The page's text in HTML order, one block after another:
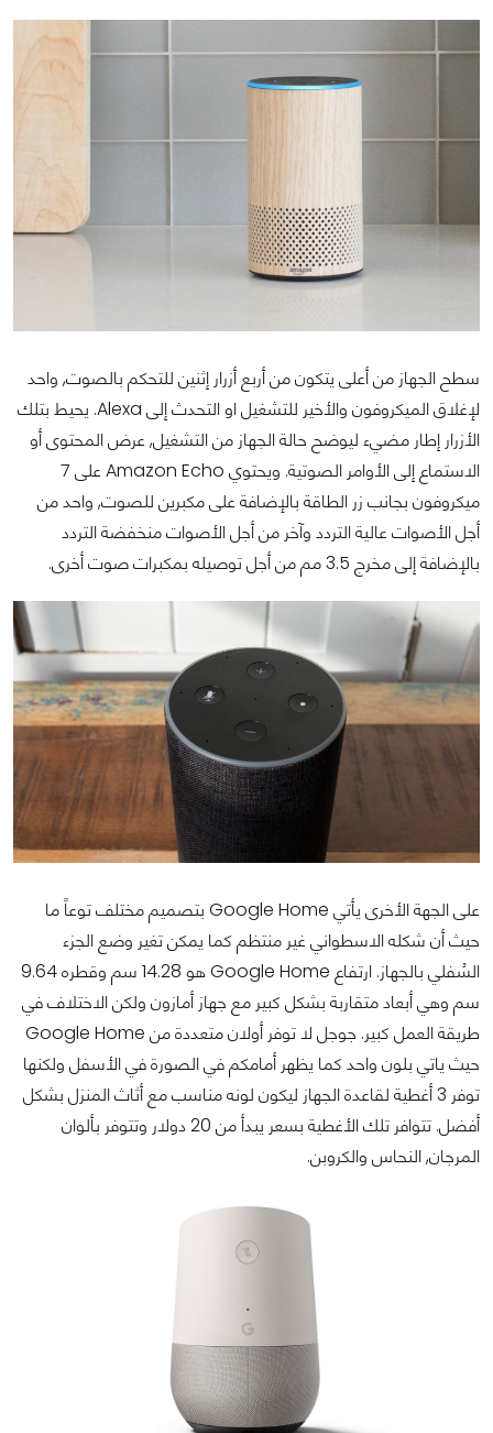
سطح الجهاز من أعلى يتكون من أربع أزرار إثنين للتحكم بالصوت, واحد
لإغلاق الميكروفون والأخير للتشغيل او التحدث إلى Alexa. يحيط بتلك
الأزرار إطار مضيء ليوضح حالة الجهاز من التشغيل, عرض المحتوى أو
الاستماع إلى الأوامر الصوتية. ويحتوي Amazon Echo على 7
ميكروفون بجانب زر الطاقة بالإضافة على مكبرين للصوت, واحد من
أجل الأصوات عالية التردد وآخر من أجل الأصوات منخفضة التردد
بالإضافة إلى مخرج 3.5 مم من أجل توصيله بمكبرات صوت أخرى.
على الجهة الأخرى يأتي Google Home بتصميم مختلف توعاً ما
حيث أن شكله الاسطواني غير منتظم كما يمكن تغير وضع الجزء
السُفلي بالجهاز. ارتفاع Google Home هو 14.28 سم وقطره 9.64
سم وهي أبعاد متقاربة بشكل كبير مع جهاز أمازون ولكن الاختلاف في
طريقة العمل كبير. جوجل لا توفر أولان متعددة من Google Home
حيث ياتي بلون واحد كما يظهر أمامكم في الصورة في الأسفل ولكنها
توفر 3 أغطية لقاعدة الجهاز ليكون لونه مناسب مع أثاث المنزل بشكل
أفضل. تتوافر تلك الأغطية بسعر يبدأ من 20 دولار وتتوفر بألوان
المرجان, النحاس والكروبن.